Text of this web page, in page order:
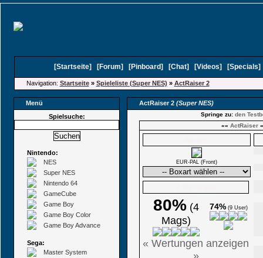
[Startseite] [Forum] [Pinboard] [Chat] [Videos] [Specials
Navigation: Startseite» Spieleliste (Super NES) » ActRaiser 2
Menü ActRaiser 2 (Super NES)
Spielsuche:
Nintendo:
NES
Super NES
Nintendo 64
GameCube
Game Boy
Game Boy Color
Game Boy Advance
Sega:
Master System
Springe zu: den
«« ActRaiser
EUR-PAL (Front)
80% (4
Mags)
74% (9 User)
« Wertungen anzeigen
»